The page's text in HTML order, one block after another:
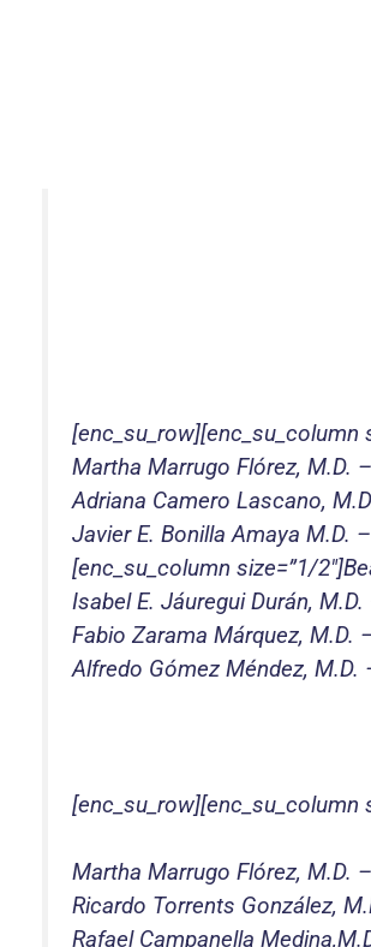
[enc_su_row][enc_su_column
Martha Marrugo Flórez, M.D.
Adriana Camero Lascano,
Javier E. Bonilla Amaya M.D.
[enc_su_column size=”1/
Isabel E. Jáuregui Durán,
Fabio Zarama Márquez, M.D.
Alfredo Gómez Méndez,
[enc_su_row][enc_su_column
Martha Marrugo Flórez, M.D.
Ricardo Torrents González,
Rafael Campanella